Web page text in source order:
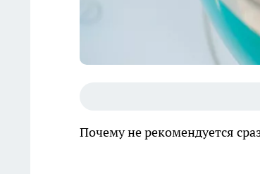
Почему не рекомендуется